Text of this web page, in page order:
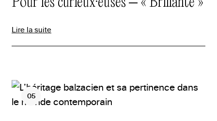
Lire la suite
05